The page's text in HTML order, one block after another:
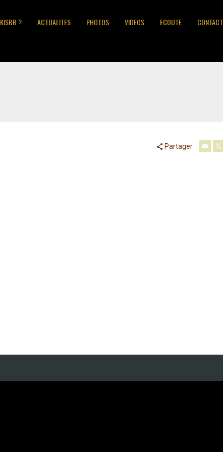
KISBB ? ACTUALITES PHOTOS VIDEOS ECOUTE CONTACT
Partager